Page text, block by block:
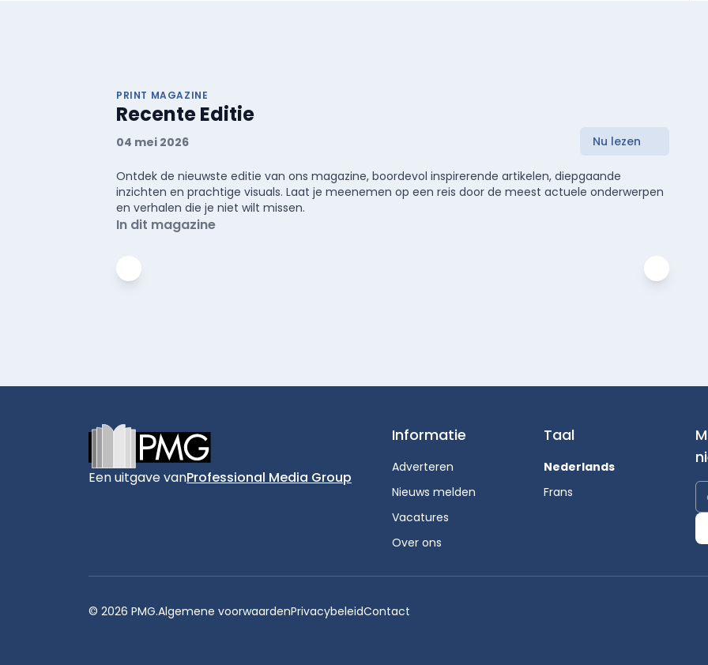
PRINT MAGAZINE
Recente Editie
04 mei 2026 Nu lezen
Ontdek de nieuwste editie van ons magazine, boordevol inspirerende artikelen, diepgaande
inzichten en prachtige visuals. Laat je meenemen op een reis door de meest actuele onderwerpen
en verhalen die je niet wilt missen.
In dit magazine
Een uitgave vanProfessional Media Group
Informatie
Adverteren
Nieuws melden
Vacatures
Over ons
Taal
Nederlands
Frans
© 2026 PMG.Algemene voorwaardenPrivacybeleidContact